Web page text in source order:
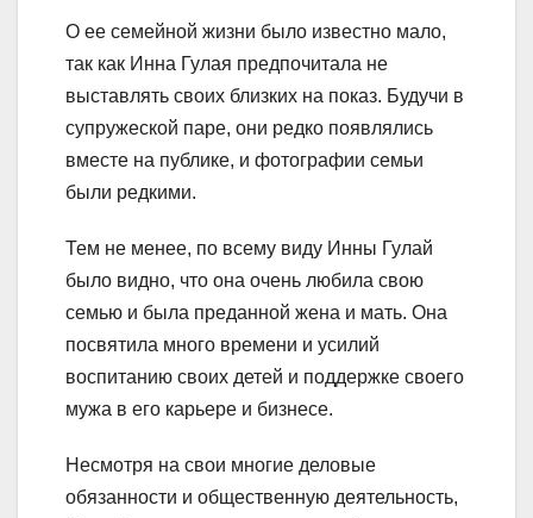
О ее семейной жизни было известно мало,
так как Инна Гулая предпочитала не
выставлять своих близких на показ. Будучи в
супружеской паре, они редко появлялись
вместе на публике, и фотографии семьи
были редкими.
Тем не менее, по всему виду Инны Гулай
было видно, что она очень любила свою
семью и была преданной жена и мать. Она
посвятила много времени и усилий
воспитанию своих детей и поддержке своего
мужа в его карьере и бизнесе.
Несмотря на свои многие деловые
обязанности и общественную деятельность,